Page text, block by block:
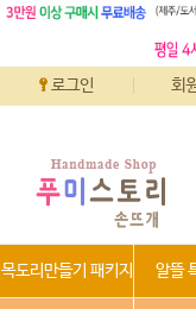
로그인 회
목도리만들기 패키지 알뜰